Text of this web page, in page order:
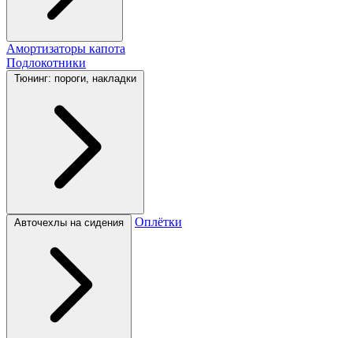
Амортизаторы капота
Подлокотники
Тюнинг: пороги, накладки
Авточехлы на сидения Оплётки